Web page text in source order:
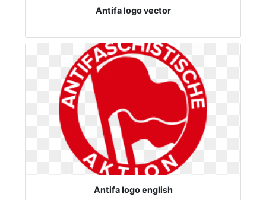
Antifa logo vector
Antifa logo english